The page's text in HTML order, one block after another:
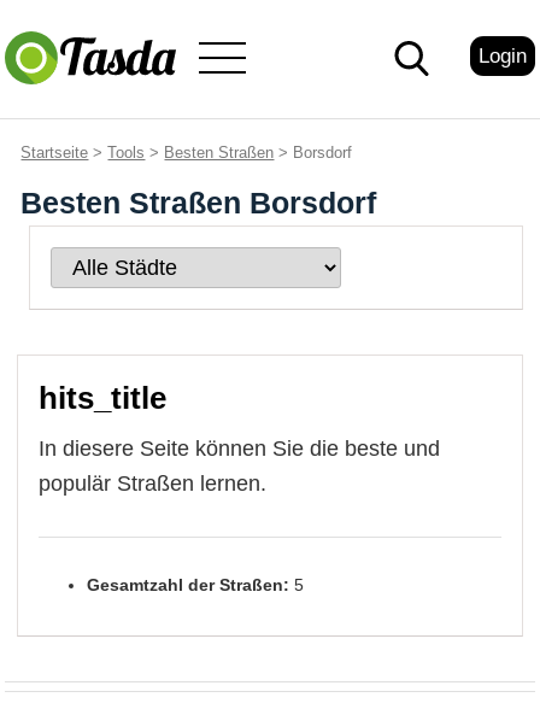
Login
Startseite >Tools > Besten Straßen > Borsdorf
Besten Straßen Borsdorf
hits_title
In diesere Seite können Sie die beste und
populär Straßen lernen.
Gesamtzahl der Straßen: 5